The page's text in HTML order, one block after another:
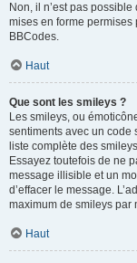
Non, il n’est pas
mises en forme
BBCodes.
Haut
Que sont les smileys ?
Les smileys, ou
sentiments avec un code
liste complète des
Essayez toutefois de ne
message illisible et un
d’effacer le message.
maximum de smileys par
Haut